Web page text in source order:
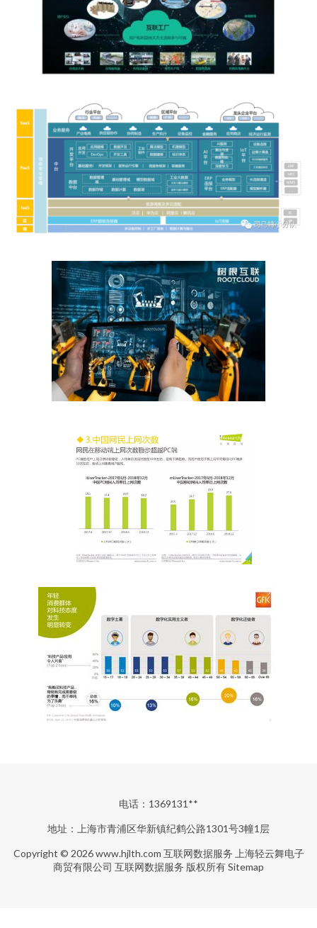
电话：1369131**
地址：上海市青浦区华新镇纪鹤公路1301号3幢1层
Copyright © 2026www.hjlth.com 互联网数据服务 上海轻云舞电子
商贸有限公司 互联网数据服务 版权所有Sitemap